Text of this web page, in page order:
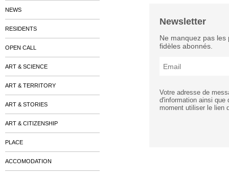
Newsletter
Ne manquez pas
fidèles abonnés.
Votre adresse de
d'information ainsi
moment utiliser le lien
NEWS
RESIDENTS
OPEN CALL
ART & SCIENCE
ART & TERRITORY
ART & STORIES
ART & CITIZENSHIP
PLACE
ACCOMODATION